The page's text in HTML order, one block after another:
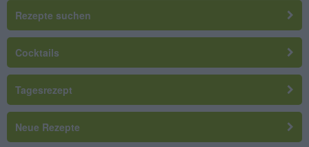
Rezepte suchen
Cocktails
Tagesrezept
Neue Rezepte